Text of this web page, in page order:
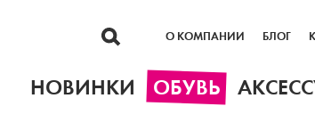
О КОМПАНИИ БЛОГ
НОВИНКИ ОБУВЬ